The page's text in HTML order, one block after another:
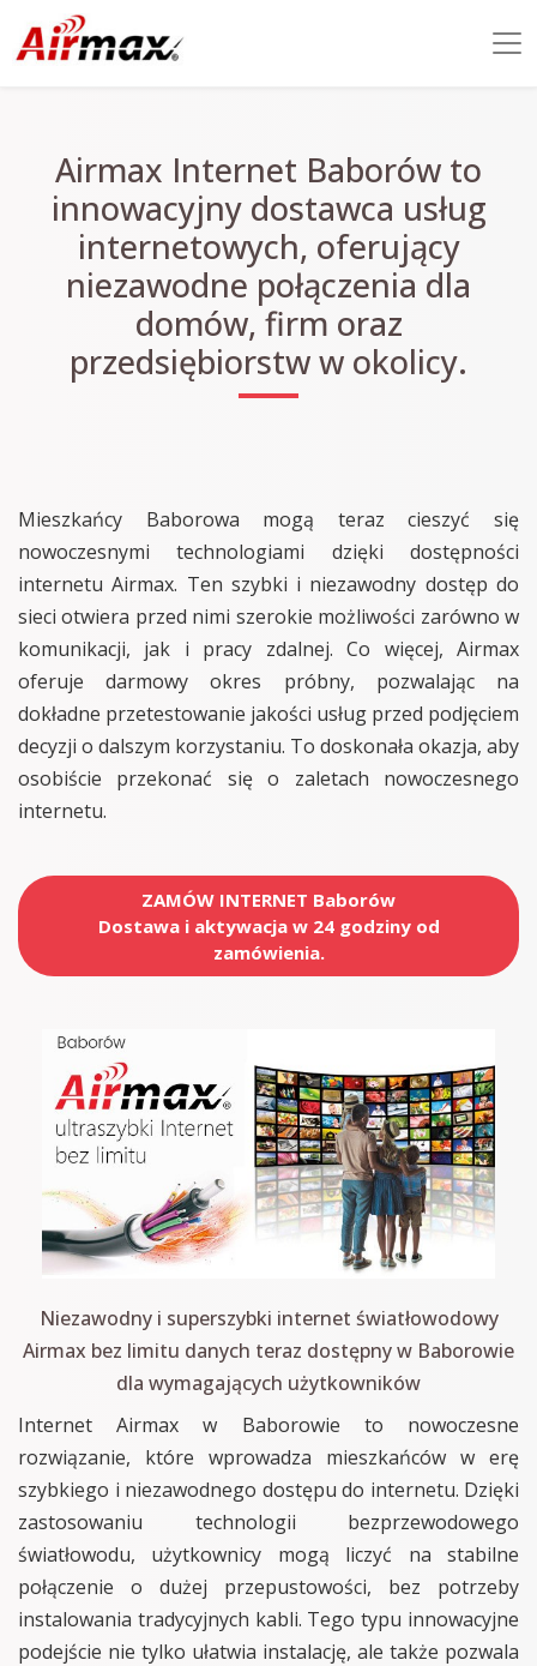
Airmax Internet Baborów to
innowacyjny dostawca usług
internetowych, oferujący
niezawodne połączenia dla
domów, firm oraz
przedsiębiorstw w okolicy.
Mieszkańcy Baborowa mogą teraz cieszyć się
nowoczesnymi technologiami dzięki dostępności
internetu Airmax. Ten szybki i niezawodny dostęp do
sieci otwiera przed nimi szerokie możliwości zarówno w
komunikacji, jak i pracy zdalnej. Co więcej, Airmax
oferuje darmowy okres próbny, pozwalając na
dokładne przetestowanie jakości usług przed podjęciem
decyzji o dalszym korzystaniu. To doskonała okazja, aby
osobiście przekonać się o zaletach nowoczesnego
internetu.
ZAMÓW INTERNET Baborów
Dostawa i aktywacja w 24 godziny od
zamówienia.
Niezawodny i superszybki internet światłowodowy
Airmax bez limitu danych teraz dostępny w Baborowie
dla wymagających użytkowników
Internet Airmax w Baborowie to nowoczesne
rozwiązanie, które wprowadza mieszkańców w erę
szybkiego i niezawodnego dostępu do internetu. Dzięki
zastosowaniu technologii bezprzewodowego
światłowodu, użytkownicy mogą liczyć na stabilne
połączenie o dużej przepustowości, bez potrzeby
instalowania tradycyjnych kabli. Tego typu innowacyjne
podejście nie tylko ułatwia instalację, ale także pozwala